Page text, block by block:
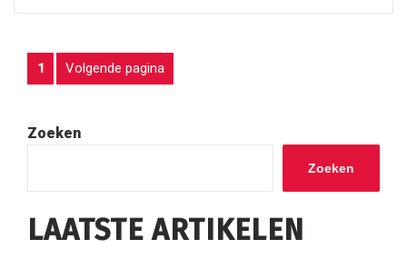
trainen
verzwaarde
oefeningen”
BERICHTEN
Pagina
1 Volgende pagina
Zoeken
Zoeken
LAATSTE ARTIKELEN